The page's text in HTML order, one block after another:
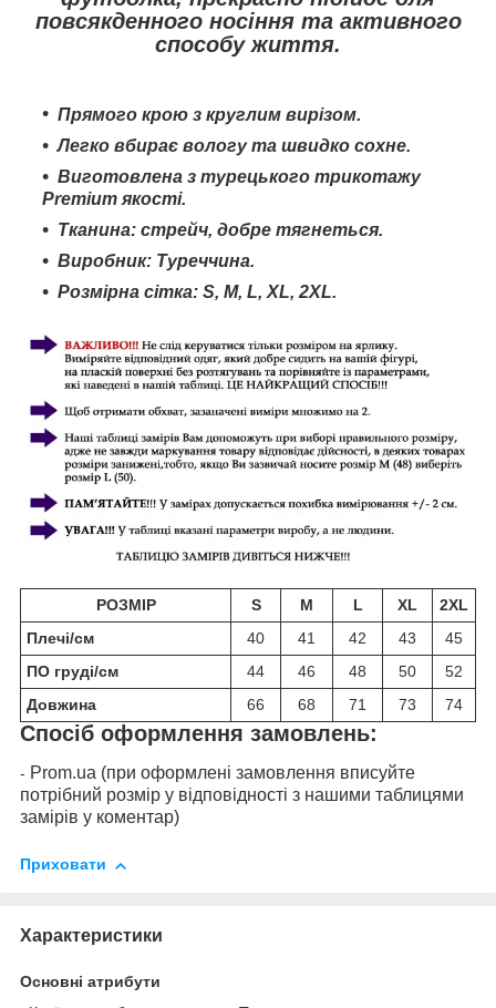
повсякденного носіння та активного
способу життя.
Прямого крою з круглим вирізом.
Легко вбирає вологу та швидко сохне.
Виготовлена з турецького трикотажу
Premium якості.
Тканина: стрейч, добре тягнеться.
Виробник: Туреччина.
Розмірна сітка: S, M, L,XL,2XL.
РОЗМІР S M L XL
2XL
Плечі/см
40 41 42 43
45
ПО груді/см
44 46 48 50
52
Довжина
66 68 71 73 74
Спосіб оформлення замовлень:
- Prom.ua (при оформлені замовлення вписуйте
потрібний розмір у відповідності з нашими таблицями
замірів у коментар)
Приховати
Характеристики
Основні атрибути